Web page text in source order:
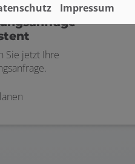
Sie jetzt Ihre
Impressum